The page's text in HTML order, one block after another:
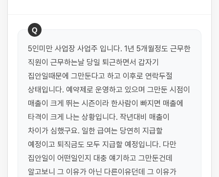
Q
5인미만 사업장 사업주 입니다. 1년 5개월정도 근무한
직원이 근무하는날 당일 퇴근하면서 갑자기
집안일때문에 그만둔다고 하고 이후로 연락두절
상태입니다. 예약제로 운영하고 있으며 그만둔 시점이
매출이 크게 뛰는 시즌이라 한사람이 빠지면 매출에
타격이 크게 나는 상황입니다. 작년대비 매출이
차이가 심했구요. 일한 급여는 당연히 지급할
예정이고 퇴직금도 모두 지급할 예정입니다. 다만
집안일이 어떤일인지 대충 얘기하고 그만둔건데
알고보니 그 이유가 아닌 다른이유던데 그 이유가